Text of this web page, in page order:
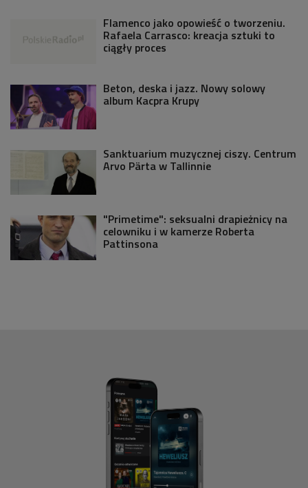
Flamenco jako opowieść o tworzeniu.
Rafaela Carrasco: kreacja sztuki to
ciągły proces
Beton, deska i jazz. Nowy solowy
album Kacpra Krupy
Sanktuarium muzycznej ciszy. Centrum
Arvo Pärta w Tallinnie
"Primetime": seksualni drapieżnicy na
celowniku i w kamerze Roberta
Pattinsona